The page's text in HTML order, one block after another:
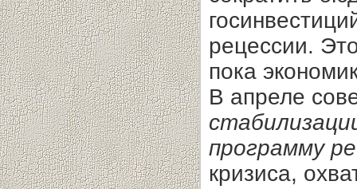
рецессии.
пока
В апреле
программу
кризиса,